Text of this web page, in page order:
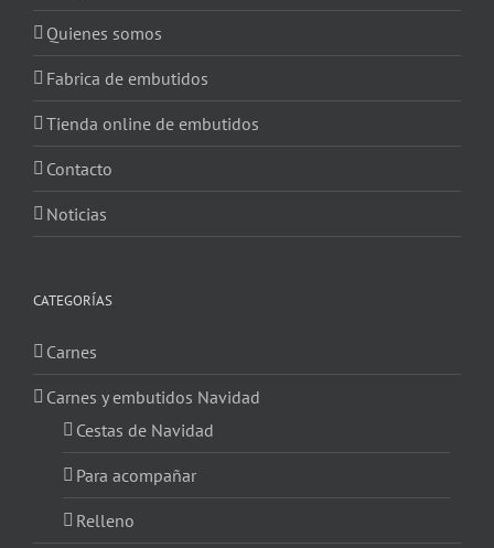
Quienes somos
Fabrica de embutidos
Tienda online de embutidos
Contacto
Noticias
CATEGORÍAS
Carnes
Carnes y embutidos Navidad
Cestas de Navidad
Para acompañar
Relleno